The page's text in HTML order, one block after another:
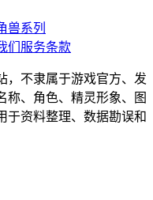
兽系列
们 服务条款
，不隶属于游戏官方、发
称、角色、精灵形象、图
于资料整理、数据勘误和